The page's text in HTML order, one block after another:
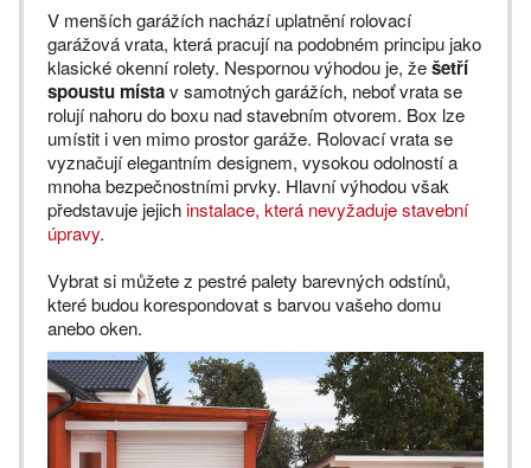
V menších garážích nachází uplatnění rolovací
garážová vrata, která pracují na podobném principu jako
klasické okenní rolety. Nespornou výhodou je, žešetří
spoustu místav samotných garážích, neboť vrata se
rolují nahoru do boxu nad stavebním otvorem. Box lze
umístit i ven mimo prostor garáže. Rolovací vrata se
vyznačují elegantním designem, vysokou odolností a
mnoha bezpečnostními prvky. Hlavní výhodou však
představuje jejich instalace, která nevyžaduje stavební
úpravy.
Vybrat si můžete z pestré palety barevných odstínů,
které budou korespondovat s barvou vašeho domu
anebo oken.